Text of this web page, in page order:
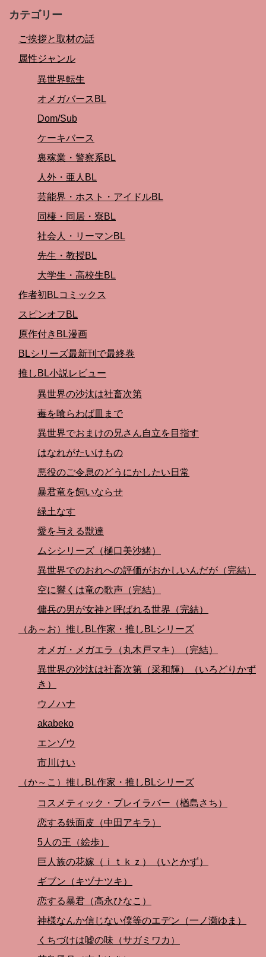
カテゴリー
ご挨拶と取材の話
属性ジャンル
異世界転生
オメガバースBL
Dom/Sub
ケーキバース
裏稼業・警察系BL
人外・亜人BL
芸能界・ホスト・アイドルBL
同棲・同居・寮BL
社会人・リーマンBL
先生・教授BL
大学生・高校生BL
作者初BLコミックス
スピンオフBL
原作付きBL漫画
BLシリーズ最新刊で最終巻
推しBL小説レビュー
異世界の沙汰は社畜次第
毒を喰らわば皿まで
異世界でおまけの兄さん自立を目指す
はなれがたいけもの
悪役のご令息のどうにかしたい日常
暴君竜を飼いならせ
緑土なす
愛を与える獣達
ムシシリーズ（樋口美沙緒）
異世界でのおれへの評価がおかしいんだが（完結）
空に響くは竜の歌声（完結）
傭兵の男が女神と呼ばれる世界（完結）
（あ～お）推しBL作家・推しBLシリーズ
オメガ・メガエラ（丸木戸マキ）（完結）
異世界の沙汰は社畜次第（采和輝）（いろどりかず
き）
ウノハナ
akabeko
エンゾウ
市川けい
（か～こ）推しBL作家・推しBLシリーズ
コスメティック・プレイラバー（楢島さち）
恋する鉄面皮（中田アキラ）
5人の王（絵歩）
巨人族の花嫁（ｉｔｋｚ）（いとかず）
ギブン（キヅナツキ）
恋する暴君（高永ひなこ）
神様なんか信じない僕等のエデン（一ノ瀬ゆま）
くちづけは嘘の味（サガミワカ）